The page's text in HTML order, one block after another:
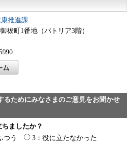
推進課
祓町1番地（パトリア3階）
るためにみなさまのご意見をお聞かせ
ましたか？
つう 3：役に立たなかった